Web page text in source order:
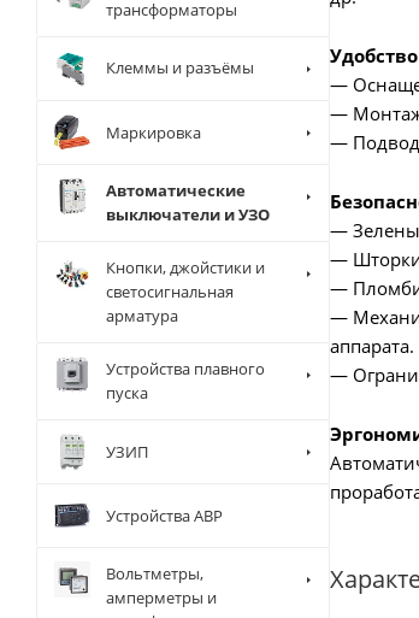
Удобство
—
—
— Подвод
—
— Шторки
—
—
аппарата.
—
трансформаторы
Клеммы и разъёмы
Маркировка
Автоматические
выключатели и УЗО
Кнопки, джойстики и
светосигнальная
арматура
Устройства плавного
пуска
УЗИП
Устройства АВР
Вольтметры,
амперметры и